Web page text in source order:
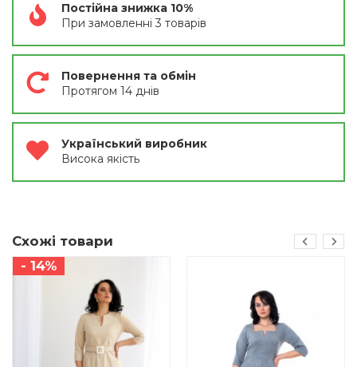
Постійна знижка 10%
При замовленні 3 товарів
Повернення та обмін
Протягом 14 днів
Український виробник
Висока якість
Схожі товари
- 14%